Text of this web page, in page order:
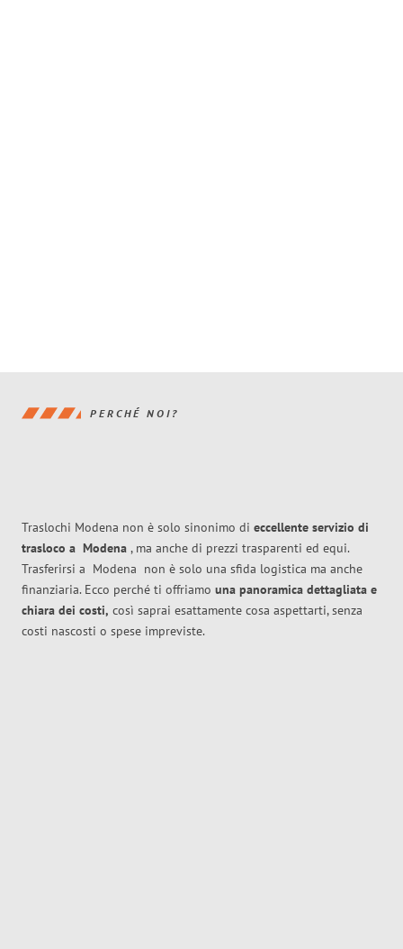
PERCHÉ NOI?
Traslochi Modena non è solo sinonimo di eccellente servizio di
trasloco a Modena , ma anche di prezzi trasparenti ed equi.
Trasferirsi a Modena non è solo una sfida logistica ma anche
finanziaria. Ecco perché ti offriamo una panoramica dettagliata e
chiara dei costi, così saprai esattamente cosa aspettarti, senza
costi nascosti o spese impreviste.